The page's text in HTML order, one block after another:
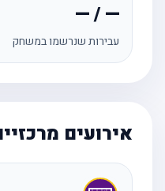
— / —
עבירות שנרשמו במשחק
אירועים מרכזיים